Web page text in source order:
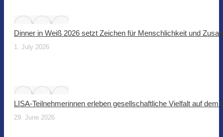
Dinner in Weiß 2026 setzt Zeichen für Menschlichkeit und
1. July 2026
LISA-Teilnehmerinnen erleben gesellschaftliche Vielfalt auf dem
29. June 2026